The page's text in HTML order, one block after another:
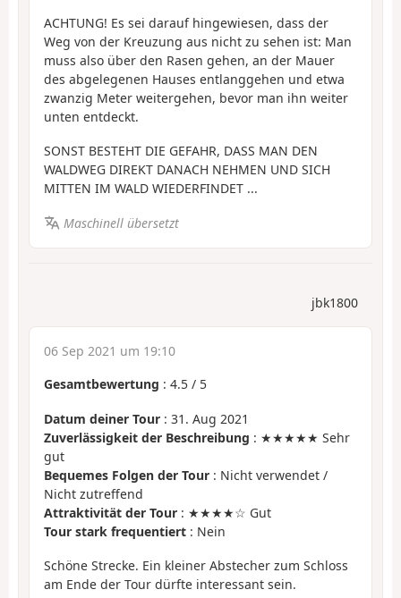
ACHTUNG! Es sei darauf hingewiesen, dass der
Weg von der Kreuzung aus nicht zu sehen ist: Man
muss also über den Rasen gehen, an der Mauer
des abgelegenen Hauses entlanggehen und etwa
zwanzig Meter weitergehen, bevor man ihn weiter
unten entdeckt.
SONST BESTEHT DIE GEFAHR, DASS MAN DEN
WALDWEG DIREKT DANACH NEHMEN UND SICH
MITTEN IM WALD WIEDERFINDET ...
Maschinell übersetzt
jbk1800
06 Sep 2021 um 19:10
Gesamtbewertung : 4.5 / 5
Datum deiner Tour : 31. Aug 2021
Zuverlässigkeit der Beschreibung : ★★★★★ Sehr
gut
Bequemes Folgen der Tour : Nicht verwendet /
Nicht zutreffend
Attraktivität der Tour : ★★★★☆ Gut
Tour stark frequentiert : Nein
Schöne Strecke. Ein kleiner Abstecher zum Schloss
am Ende der Tour dürfte interessant sein.